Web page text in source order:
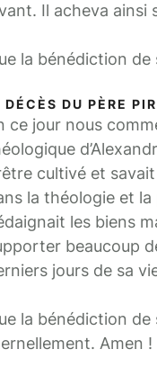
Il acheva
la bénédiction
DU PÈRE
ce jour nous
cultivé et
la théologie et
les biens
beaucoup
jours de sa
la bénédiction
Amen !